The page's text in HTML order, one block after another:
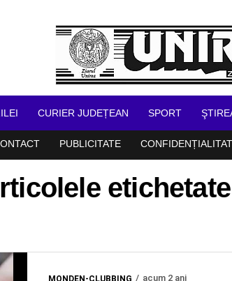
CURIER JUDEȚEAN SPORT
PUBLICITATE
MONDEN-CLUBBING acum 2 ani